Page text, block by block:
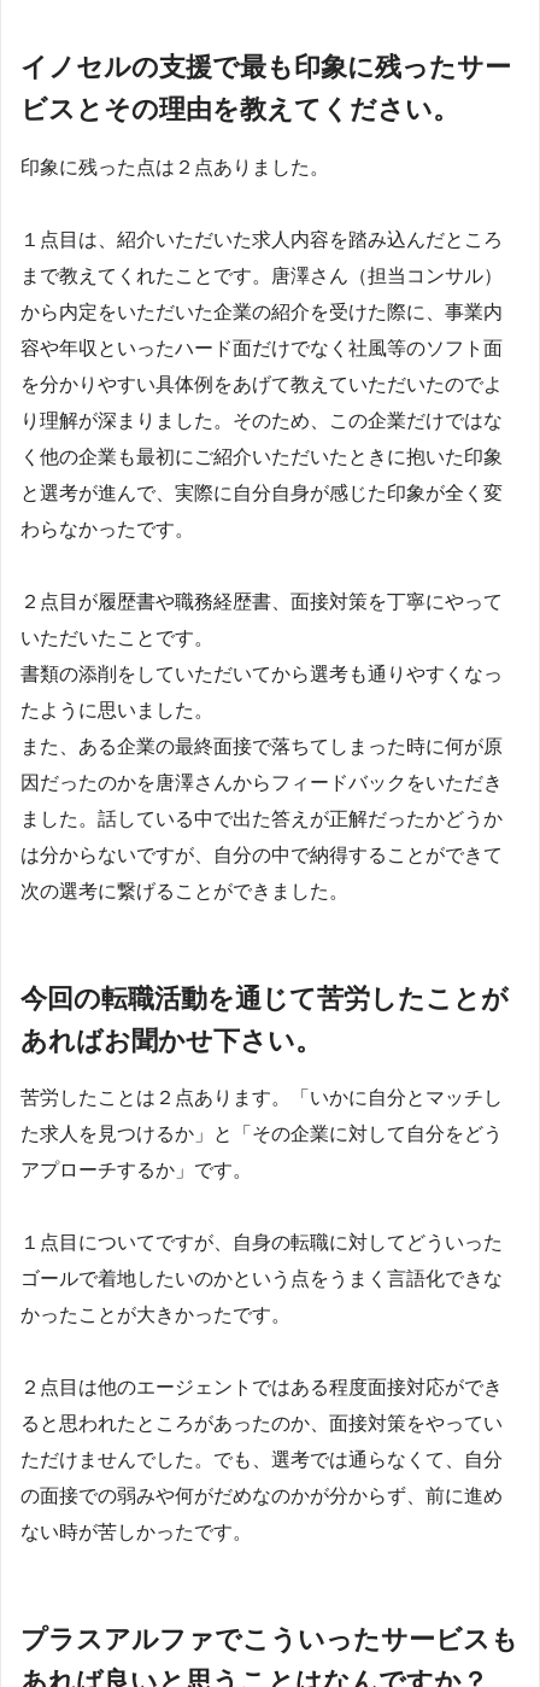
イノセルの支援で最も印象に残ったサー
ビスとその理由を教えてください。
印象に残った点は２点ありました。
１点目は、紹介いただいた求人内容を踏み込んだところ
まで教えてくれたことです。唐澤さん（担当コンサル）
から内定をいただいた企業の紹介を受けた際に、事業内
容や年収といったハード面だけでなく社風等のソフト面
を分かりやすい具体例をあげて教えていただいたのでよ
り理解が深まりました。そのため、この企業だけではな
く他の企業も最初にご紹介いただいたときに抱いた印象
と選考が進んで、実際に自分自身が感じた印象が全く変
わらなかったです。
２点目が履歴書や職務経歴書、面接対策を丁寧にやって
いただいたことです。
書類の添削をしていただいてから選考も通りやすくなっ
たように思いました。
また、ある企業の最終面接で落ちてしまった時に何が原
因だったのかを唐澤さんからフィードバックをいただき
ました。話している中で出た答えが正解だったかどうか
は分からないですが、自分の中で納得することができて
次の選考に繋げることができました。
今回の転職活動を通じて苦労したことが
あればお聞かせ下さい。
苦労したことは２点あります。「いかに自分とマッチし
た求人を見つけるか」と「その企業に対して自分をどう
アプローチするか」です。
１点目についてですが、自身の転職に対してどういった
ゴールで着地したいのかという点をうまく言語化できな
かったことが大きかったです。
２点目は他のエージェントではある程度面接対応ができ
ると思われたところがあったのか、面接対策をやってい
ただけませんでした。でも、選考では通らなくて、自分
の面接での弱みや何がだめなのかが分からず、前に進め
ない時が苦しかったです。
プラスアルファでこういったサービスも